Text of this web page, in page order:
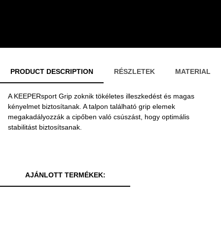
PRODUCT DESCRIPTION RÉSZLETEK MATERIAL
A KEEPERsport Grip zoknik tökéletes illeszkedést és magas
kényelmet biztosítanak. A talpon található grip elemek
megakadályozzák a cipőben való csúszást, hogy optimális
stabilitást biztosítsanak.
AJÁNLOTT TERMÉKEK: